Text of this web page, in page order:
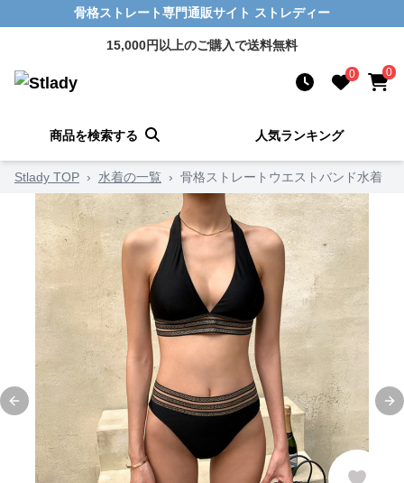
骨格ストレート専門通販サイト ストレディー
15,000円以上のご購入で送料無料
0 0
商品を検索する 人気ランキング
Stlady TOP › 水着の一覧 › 骨格ストレートウエストバンド水着
Previous slide